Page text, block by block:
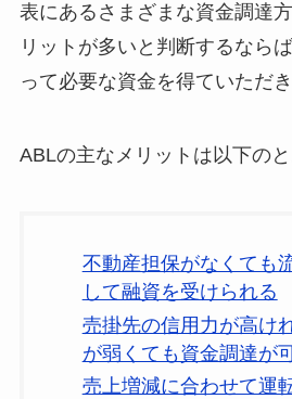
表にあるさまざまな資金調達
リットが多いと判断するなら
って必要な資金を得ていただ
ABLの主なメリットは以下のと
不動産担保がなくても
して融資を受けられる
売掛先の信用力が高け
が弱くても資金調達が
売上増減に合わせて運